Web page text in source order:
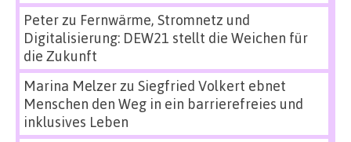
Peterzu Fernwärme, Stromnetz und
Digitalisierung: DEW21 stellt die Weichen für
die Zukunft
Marina Melzerzu Siegfried Volkert ebnet
Menschen den Weg in ein barrierefreies und
inklusives Leben